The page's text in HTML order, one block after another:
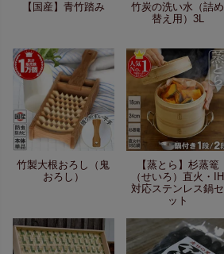
【国産】青竹踏み
竹炭の洗い水（詰め
替え用）3L
竹製大根おろし（鬼
おろし）
【蒸とら】杉蒸篭
（せいろ）直火・IH
対応ステンレス鍋セ
ット